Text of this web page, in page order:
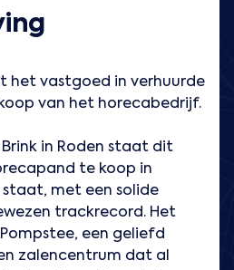
het vastgoed in verhuurde
van het horecabedrijf.
in Roden staat dit
te koop in
staat, met een solide
trackrecord. Het
een geliefd
zalencentrum dat al